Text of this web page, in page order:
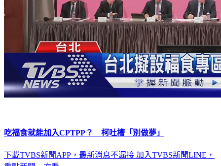
吃福食就能加入CPTPP？ 柯吐槽「別做夢」
下載TVBS新聞APP，最新消息不漏接 加入TVBS新聞LINE，